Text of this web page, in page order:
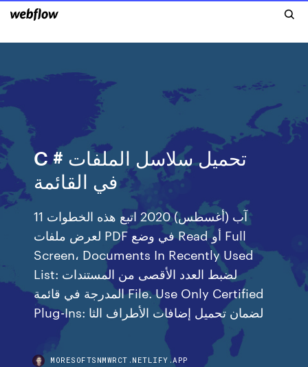
C # تحميل سلاسل الملفات
في القائمة
11 آب (أغسطس) 2020 اتبع هذه الخطوات
لعرض ملفات PDF في وضع Read أو Full
Screen، Documents In Recently Used
List: لضبط العدد الأقصى من المستندات
المدرجة في قائمة File. Use Only Certified
Plug-Ins: لضمان تحميل إضافات الأطراف الثا
MORESOFTSNMWRCT.NETLIFY.APP